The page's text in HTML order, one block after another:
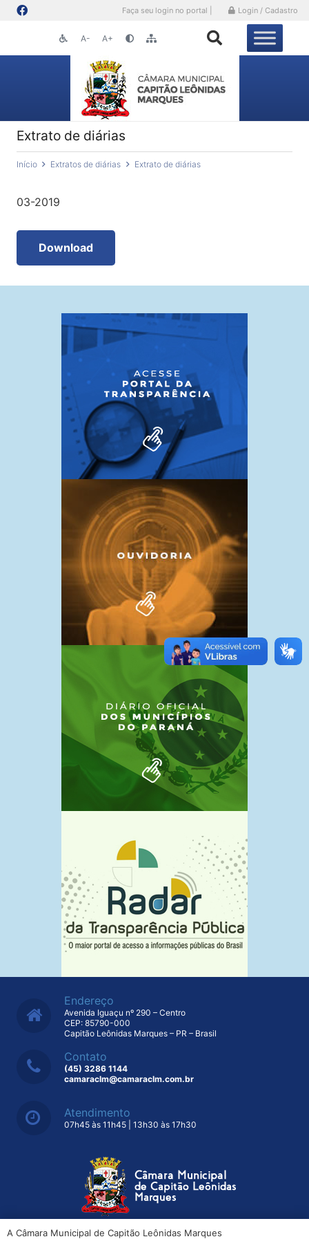
Faça seu login no portal | Login / Cadastro
A- A+
Extrato de diárias
Início Extratos de diárias Extrato de diárias
03-2019
Download
Endereço
Avenida Iguaçu nº 290 – Centro
CEP: 85790-000
Capitão Leônidas Marques – PR – Brasil
Contato
(45) 3286 1144
camaraclm@camaraclm.com.br
Atendimento
07h45 às 11h45 | 13h30 às 17h30
A Câmara Municipal de Capitão Leônidas Marques